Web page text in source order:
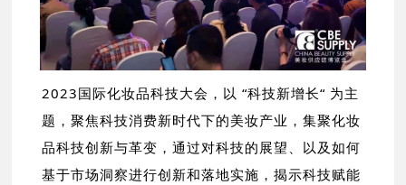
2023国际化妆品科技大会，以 “科技新增长“ 为主
题，聚焦科技消费新时代下的美妆产业，集聚化妆
品科技创新与革变，通过对科技的展望、以及如何
基于市场洞察进行创新和落地实施，揭示科技赋能